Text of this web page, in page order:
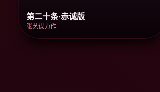
第二十条·赤诚版
张艺谋力作